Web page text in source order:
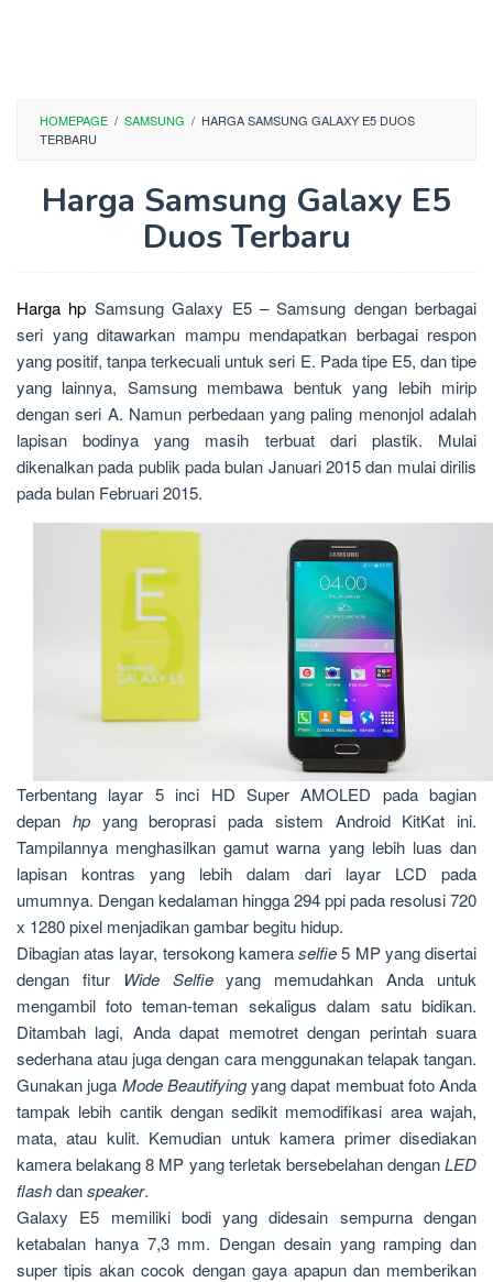
HOMEPAGE / SAMSUNG / HARGA SAMSUNG GALAXY E5 DUOS
TERBARU
Harga Samsung Galaxy E5
Duos Terbaru
Harga hp Samsung Galaxy E5–Samsung dengan berbagai
seri yang ditawarkan mampu mendapatkan berbagai respon
yang positif, tanpa terkecuali untuk seri E. Pada tipe E5, dan tipe
yang lainnya, Samsung membawa bentuk yang lebih mirip
dengan seri A. Namun perbedaan yang paling menonjol adalah
lapisan bodinya yang masih terbuat dari plastik. Mulai
dikenalkan pada publik pada bulan Januari 2015 dan mulai dirilis
pada bulan Februari 2015.
Terbentang layar 5 inci HD Super AMOLED pada bagian
depan hp yang beroprasi pada sistem Android KitKat ini.
Tampilannya menghasilkan gamut warna yang lebih luas dan
lapisan kontras yang lebih dalam dari layar LCD pada
umumnya. Dengan kedalaman hingga 294 ppi pada resolusi 720
x 1280 pixel menjadikan gambar begitu hidup.
Dibagian atas layar, tersokong kameraselfie5 MP yang disertai
dengan fitur
Wide Selfieyang memudahkan Anda untuk
mengambil foto teman-teman sekaligus dalam satu bidikan.
Ditambah lagi, Anda dapat memotret dengan perintah suara
sederhana atau juga dengan cara menggunakan telapak tangan.
Gunakan juga Mode Beautifyingyang dapat membuat foto Anda
tampak lebih cantik dengan sedikit memodifikasi area wajah,
mata, atau kulit. Kemudian untuk kamera primer disediakan
kamera belakang 8 MP yang terletak bersebelahan denganLED
flashdanspeaker.
Galaxy E5 memiliki bodi yang didesain sempurna dengan
ketabalan hanya 7,3 mm. Dengan desain yang ramping dan
super tipis akan cocok dengan gaya apapun dan memberikan